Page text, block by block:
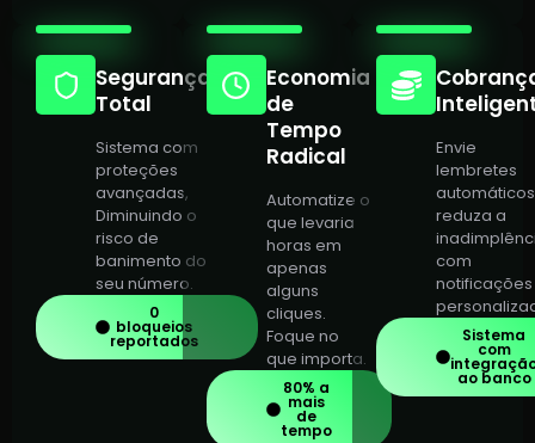
Segurança
Total
Sistema com
proteções
avançadas,
Diminuindo o
risco de
banimento do
seu número.
0
bloqueios
reportados
Economia
de
Tempo
Radical
Automatize o
que levaria
horas em
apenas
alguns
cliques.
Foque no
que importa.
80% a
mais
de
tempo
Envie
lembretes
reduza a
com
notificações
Sistema
com
ao banco